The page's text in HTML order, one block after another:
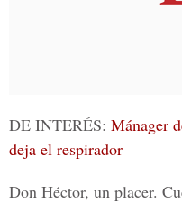
DE INTERÉS: Mánager
deja el respirador
Don Héctor, un placer.